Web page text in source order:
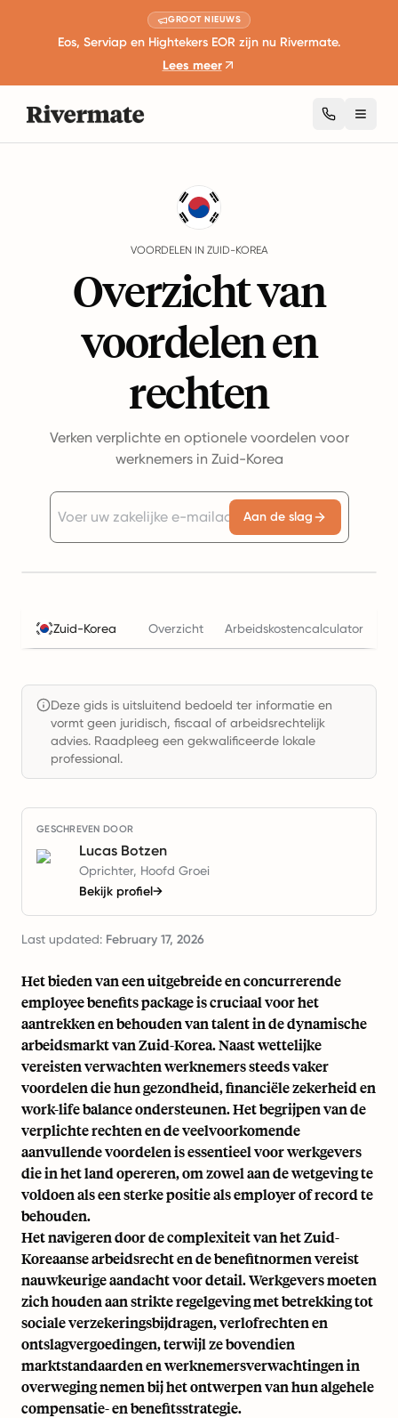
GROOT NIEUWS
Eos, Serviap en Hightekers EOR zijn nu Rivermate.
Lees meer
VOORDELEN IN ZUID-KOREA
Overzicht van
voordelen en
rechten
Verken verplichte en optionele voordelen voor
werknemers in Zuid-Korea
Aan de slag
Zuid-Korea Overzicht Arbeidskostencalculator
Deze gids is uitsluitend bedoeld ter informatie en
vormt geen juridisch, fiscaal of arbeidsrechtelijk
advies. Raadpleeg een gekwalificeerde lokale
professional.
GESCHREVEN DOOR
Lucas Botzen
Oprichter, Hoofd Groei
Bekijk profiel→
Last updated: February 17, 2026
Het bieden van een uitgebreide en concurrerende
employee benefits package is cruciaal voor het
aantrekken en behouden van talent in de dynamische
arbeidsmarkt van Zuid-Korea. Naast wettelijke
vereisten verwachten werknemers steeds vaker
voordelen die hun gezondheid, financiële zekerheid en
work-life balance ondersteunen. Het begrijpen van de
verplichte rechten en de veelvoorkomende
aanvullende voordelen is essentieel voor werkgevers
die in het land opereren, om zowel aan de wetgeving te
voldoen als een sterke positie als employer of record te
behouden.
Het navigeren door de complexiteit van het Zuid-
Koreaanse arbeidsrecht en de benefitnormen vereist
nauwkeurige aandacht voor detail. Werkgevers moeten
zich houden aan strikte regelgeving met betrekking tot
sociale verzekeringsbijdragen, verlofrechten en
ontslagvergoedingen, terwijl ze bovendien
marktstandaarden en werknemersverwachtingen in
overweging nemen bij het ontwerpen van hun algehele
compensatie- en benefitsstrategie.